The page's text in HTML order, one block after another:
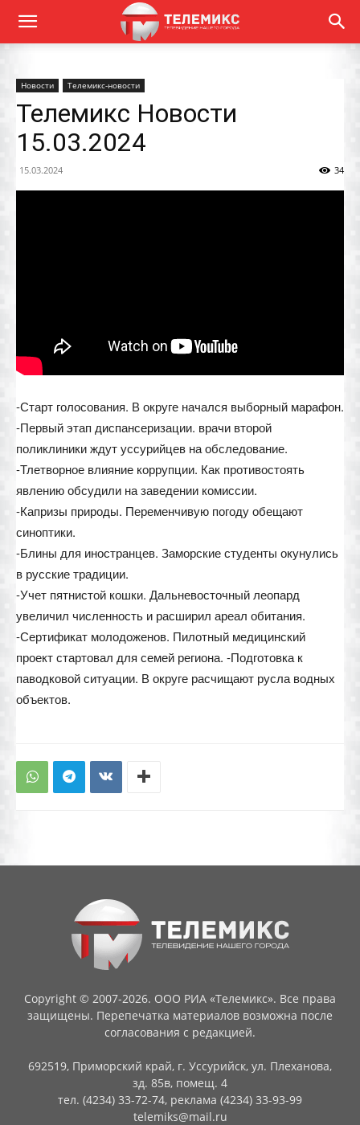
Новости Телемикс-новости
Телемикс Новости
15.03.2024
15.03.2024 34
-Старт голосования. В округе начался выборный марафон.
-Первый этап диспансеризации. врачи второй
поликлиники ждут уссурийцев на обследование.
-Тлетворное влияние коррупции. Как противостоять
явлению обсудили на заведении комиссии.
-Капризы природы. Переменчивую погоду обещают
синоптики.
-Блины для иностранцев. Заморские студенты окунулись
в русские традиции.
-Учет пятнистой кошки. Дальневосточный леопард
увеличил численность и расширил ареал обитания.
-Сертификат молодоженов. Пилотный медицинский
проект стартовал для семей региона. -Подготовка к
паводковой ситуации. В округе расчищают русла водных
объектов.
Copyright © 2007-2026. ООО РИА «Телемикс». Все права
защищены. Перепечатка материалов возможна после
согласования с редакцией.
692519, Приморский край, г. Уссурийск, ул. Плеханова,
зд. 85в, помещ. 4
тел. (4234) 33-72-74, реклама (4234) 33-93-99
telemiks@mail.ru